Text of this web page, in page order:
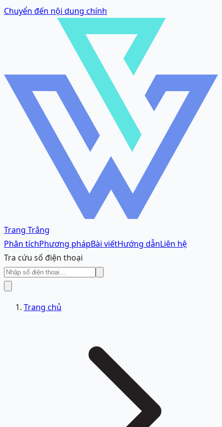
Chuyển đến nội dung chính
Trang Trắng
Phân tíchPhương phápBài viếtHướng dẫnLiên hệ
Tra cứu số điện thoại
Trang chủ